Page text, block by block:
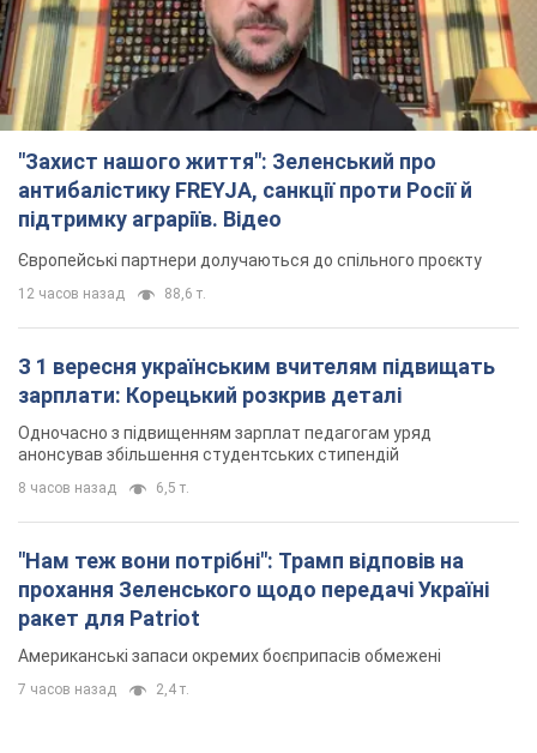
Європейські партнери долучаються до спільного проєкту
12 часов назад 88,6 т.
З 1 вересня українським вчителям підвищать
зарплати: Корецький розкрив деталі
Одночасно з підвищенням зарплат педагогам уряд
анонсував збільшення студентських стипендій
8 часов назад
"Нам теж вони потрібні": Трамп відповів на
ракет для Patriot
7 часов назад 2,4 т.